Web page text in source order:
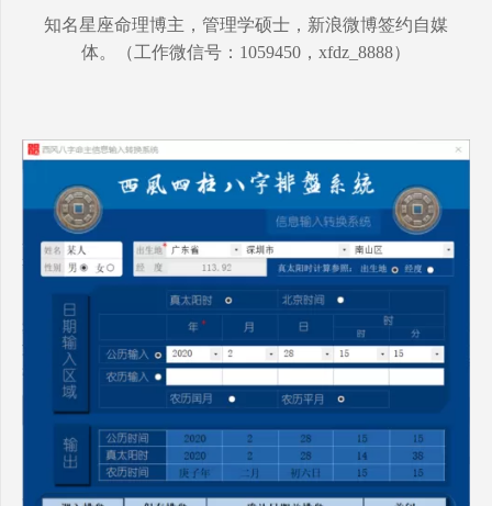
知名星座命理博主，管理学硕士，新浪微博签约自媒
体。（工作微信号：1059450，xfdz_8888）